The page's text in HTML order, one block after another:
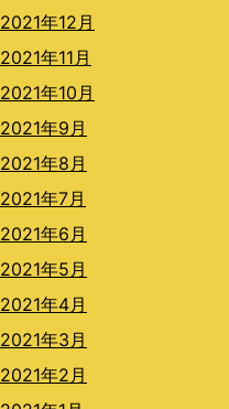
2021年12月
2021年11月
2021年10月
2021年9月
2021年8月
2021年7月
2021年6月
2021年5月
2021年4月
2021年3月
2021年2月